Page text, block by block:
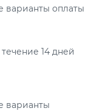
варианты оплаты
14 дней
варианты